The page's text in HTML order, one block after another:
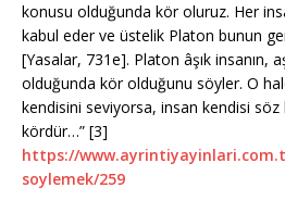
konusu olduğunda kör oluruz. Her
kabul eder ve üstelik Platon bunun
[Yasalar, 731e]. Platon âşık insanın,
olduğunda kör olduğunu söyler. O
kendisini seviyorsa, insan kendisi
kördür…” [3]
https://
soylemek/259